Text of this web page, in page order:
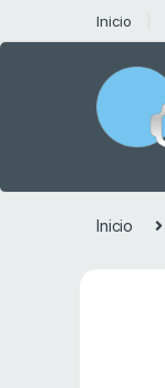
Inicio
Inicio